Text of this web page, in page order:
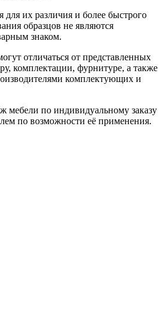
их различия и более быстрого
образцов не являются
знаком.
отличаться от представленных
комплектации, фурнитуре, а также
комплектующих и
мебели по индивидуальному заказу
по возможности её применения.